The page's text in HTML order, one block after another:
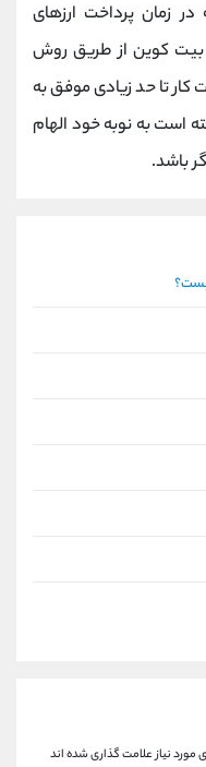
زمان پرداخت ارزهای
بیت کوین از طریق روش
تا حد زیادی موفق به
است به نوبه خود الهام
باشد.
نیاز علامت گذاری شده اند